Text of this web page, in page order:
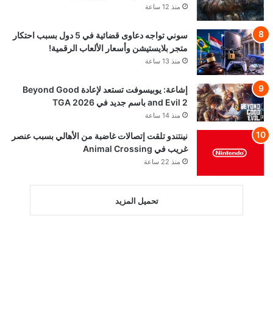
منذ 12 ساعة
سوني تواجه دعاوى قضائية في 5 دول بسبب احتكار
متجر بلايستيشن وأسعار الألعاب الرقمية!
منذ 13 ساعة
إشاعة: يوبيسوفت تستعد لإعادة Beyond Good
and Evil 2 باسم جديد في TGA 2026
منذ 14 ساعة
نينتندو تلقت إتصالات غاضبة من الأهالي بسبب عنصر
غريب في Animal Crossing
منذ 22 ساعة
تحميل المزيد